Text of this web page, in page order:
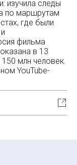
изучила следы
по маршрутам
где были
фильма
в 13
млн человек.
YouTube-